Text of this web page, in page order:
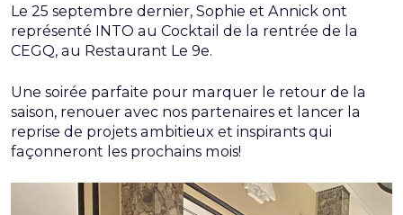
Le 25 septembre dernier, Sophie et Annick ont
représenté INTO au Cocktail de la rentrée de la
CEGQ, au Restaurant Le 9e.
Une soirée parfaite pour marquer le retour de la
saison, renouer avec nos partenaires et lancer la
reprise de projets ambitieux et inspirants qui
façonneront les prochains mois!